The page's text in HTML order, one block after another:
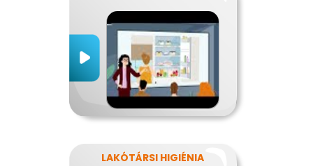
LAKÓTÁRSI HIGIÉNIA